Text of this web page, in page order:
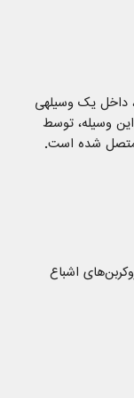
داخل یک وسیلهی
وسیله، توسط
متصل شده است.
اشباع